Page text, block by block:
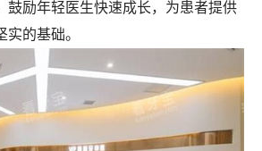
鼓励年轻医生快速成长，为患者提供
的基础。